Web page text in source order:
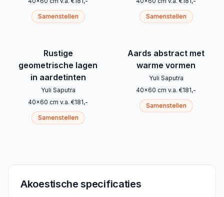
Samenstellen Samenstellen
Rustige
geometrische lagen
in aardetinten
Yuli Saputra
40x60 cm v.a. €181,-
Samenstellen
Aards abstract met
warme vormen
Yuli Saputra
40x60 cm v.a. €181,-
Samenstellen
Akoestische specificaties